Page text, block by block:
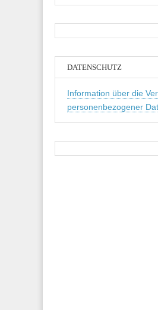
DATENSCHUTZ
Information über die
personenbezogener